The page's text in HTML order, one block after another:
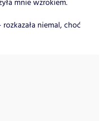
mnie wzrokiem.
niemal, choć